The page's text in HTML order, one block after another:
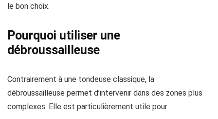
le bon choix.
Pourquoi utiliser une
débroussailleuse
Contrairement à une tondeuse classique, la
débroussailleuse permet d’intervenir dans des zones plus
complexes. Elle est particulièrement utile pour :